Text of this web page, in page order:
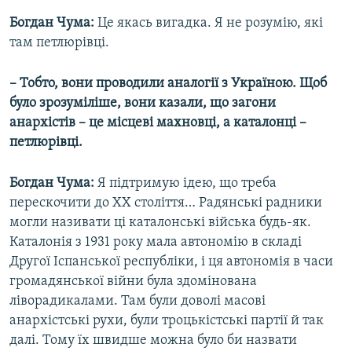
Богдан Чума: Це якась вигадка. Я не розумію, які
там петлюрівці.
– Тобто, вони проводили аналогії з Україною. Щоб
було зрозуміліше, вони казали, що загони
анархістів – це місцеві махновці, а каталонці –
петлюрівці.
Богдан Чума: Я підтримую ідею, що треба
перескочити до ХХ століття… Радянські радники
могли називати ці каталонські війська будь-як.
Каталонія з 1931 року мала автономію в складі
Другої Іспанської республіки, і ця автономія в часи
громадянської війни була здомінована
ліворадикалами. Там були доволі масові
анархістські рухи, були троцькістські партії й так
далі. Тому їх швидше можна було би назвати